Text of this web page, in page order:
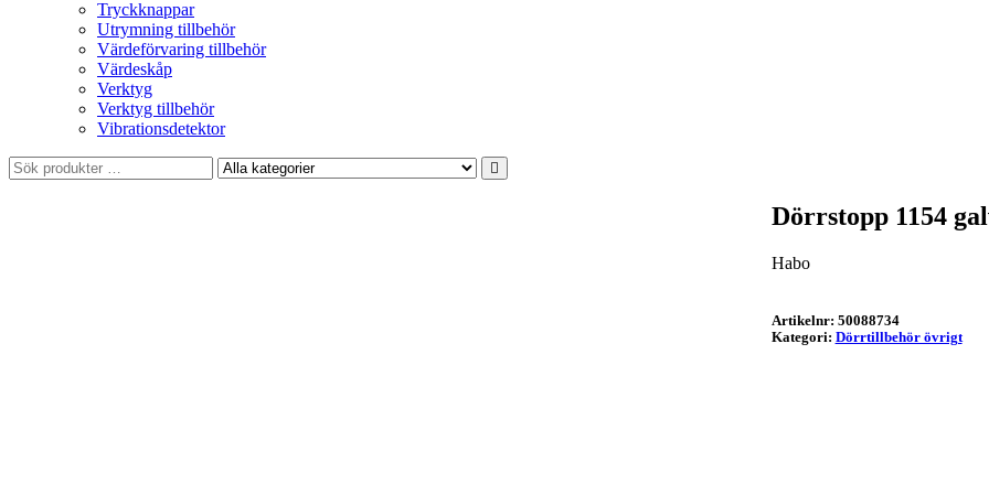
Tryckknappar
Utrymning tillbehör
Värdeförvaring tillbehör
Värdeskåp
Verktyg
Verktyg tillbehör
Vibrationsdetektor
Dörrstopp 1154
Habo
Artikelnr: 50088734
Kategori: Dörrtillbehör övrigt